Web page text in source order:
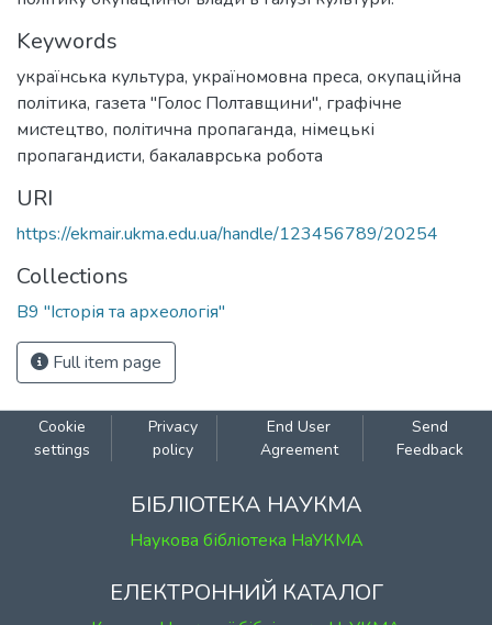
Keywords
українська культура, україномовна преса, окупаційна
політика, газета "Голос Полтавщини", графічне
мистецтво, політична пропаганда, німецькі
пропагандисти, бакалаврська робота
URI
https://ekmair.ukma.edu.ua/handle/123456789/20254
Collections
В9 "Історія та археологія"
Full item page
Cookie
settings
Privacy
policy
End User
Agreement
Send
Feedback
БІБЛІОТЕКА НАУКМА
Наукова бібліотека НаУКМА
ЕЛЕКТРОННИЙ КАТАЛОГ